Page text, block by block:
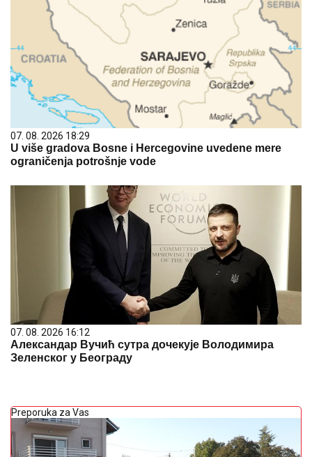
07. 08. 2026 18:29
U više gradova Bosne i Hercegovine uvedene mere
ograničenja potrošnje vode
07. 08. 2026 16:12
Александар Вучић сутра дочекује Володимира
Зеленског у Београду
Preporuka za Vas